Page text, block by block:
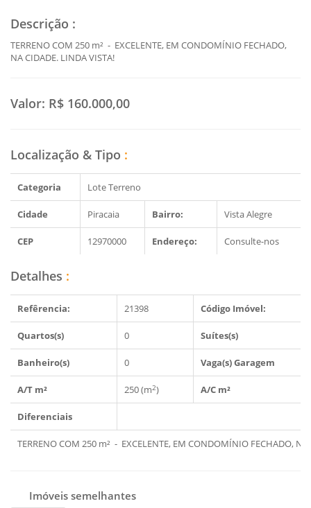
Descrição :
TERRENO COM 250 m² - EXCELENTE, EM CONDOMÍNIO FECHADO,
NA CIDADE. LINDA VISTA!
Valor: R$ 160.000,00
Localização & Tipo :
Categoria Lote Terreno
Cidade Piracaia Bairro: Vista Alegre
CEP 12970000 Endereço: Consulte-nos
Detalhes :
Refêrencia: 21398 Código Imóvel:
Quartos(s) 0 Suítes(s)
Banheiro(s) 0 Vaga(s) Garagem
A/T m² 250 (m2) A/C m²
Diferenciais
TERRENO COM 250 m² - EXCELENTE, EM CONDOMÍNIO FECHADO, NA
Imóveis semelhantes